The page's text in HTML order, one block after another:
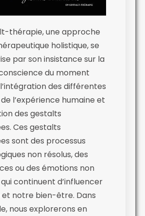
thérapie, une approche
holistique, se
par son insistance sur la
du moment
des différentes
l’expérience humaine et
des gestalts
Ces gestalts
sont des processus
non résolus, des
ou des émotions non
continuent d’influencer
et notre bien-être. Dans
nous explorerons en